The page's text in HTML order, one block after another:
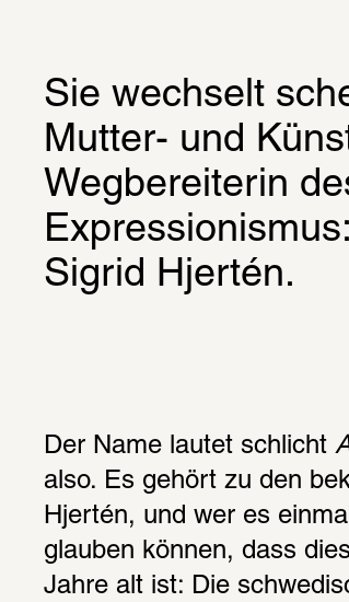
Sie wechselt
Mutter- und
Wegbereiterin
Sigrid Hjertén.
Der Name lautet schlicht
also. Es gehört zu den
Hjertén, und wer es
glauben können, dass
Jahre alt ist: Die